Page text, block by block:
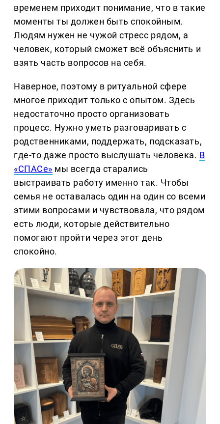
временем приходит понимание, что в такие
моменты ты должен быть спокойным.
Людям нужен не чужой стресс рядом, а
человек, который сможет всё объяснить и
взять часть вопросов на себя.
Наверное, поэтому в ритуальной сфере
многое приходит только с опытом. Здесь
недостаточно просто организовать
процесс. Нужно уметь разговаривать с
родственниками, поддержать, подсказать,
где-то даже просто выслушать человека. В
«СПАСе» мы всегда старались
выстраивать работу именно так. Чтобы
семья не оставалась один на один со всеми
этими вопросами и чувствовала, что рядом
есть люди, которые действительно
помогают пройти через этот день
спокойно.